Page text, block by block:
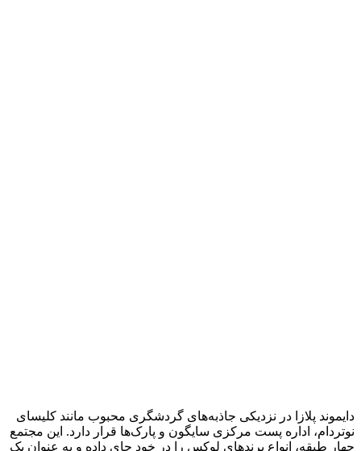
دایموند پلازا در نزدیکی جاذبه‌های گردشگری محبوب مانند کلیسای
نوتردام، اداره پست مرکزی سایگون و پارک‌ها قرار دارد. این مجتمع
چهار طبقه، انواع برندهای لوکس را در خود جای داده و به عنوان یک